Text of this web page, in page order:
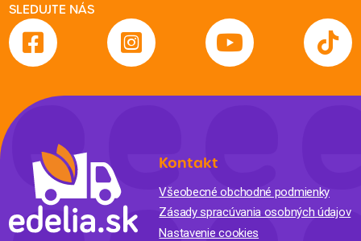
SLEDUJTE NÁS
Kontakt
Všeobecné obchodné podmienky
Zásady spracúvania osobných údajov
Nastavenie cookies